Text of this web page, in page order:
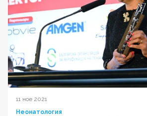
11 ное 2021
Неонатология